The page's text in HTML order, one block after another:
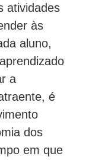
atividades
às
aluno,
a
é
dos
em que